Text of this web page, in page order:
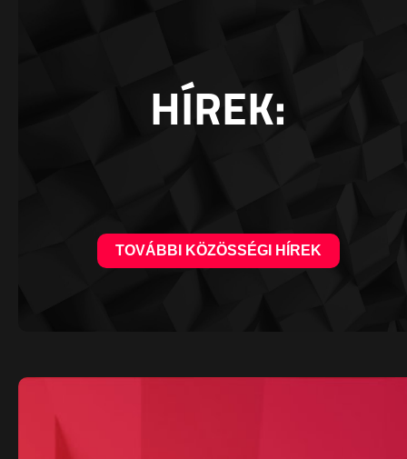
HÍREK:
TOVÁBBI KÖZÖSSÉGI HÍREK